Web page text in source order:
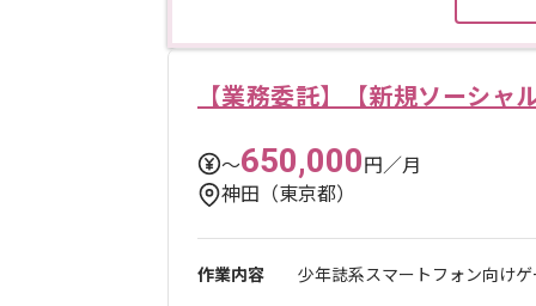
【業務委託】【新規ソーシャ
〜650,000円／月
神田（東京都）
作業内容 少年誌系スマートフォン向け